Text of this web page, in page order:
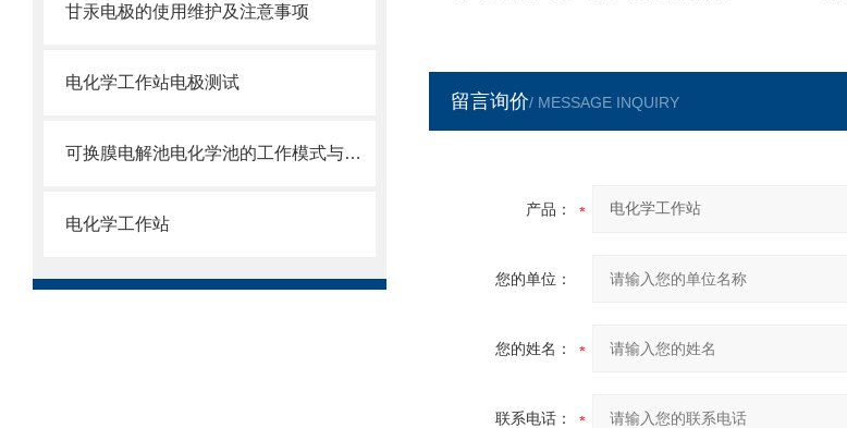
甘汞电极的使用维护及注意事项
电化学工作站电极测试
可换膜电解池电化学池的工作模式与应用场景
电化学工作站
留言询价/ MESSAGE INQUIRY
产品：
您的单位：
您的姓名：
联系电话：